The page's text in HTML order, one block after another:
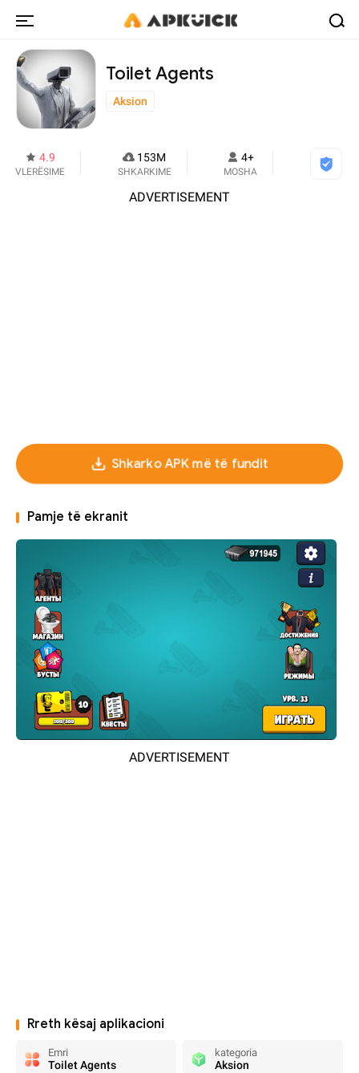
Toilet Agents
Aksion
4.9
VLERËSIME
153M
SHKARKIME
4+
MOSHA
ADVERTISEMENT
Shkarko APK më të fundit
Pamje të ekranit
ADVERTISEMENT
Rreth kësaj aplikacioni
Emri
Toilet Agents
kategoria
Aksion